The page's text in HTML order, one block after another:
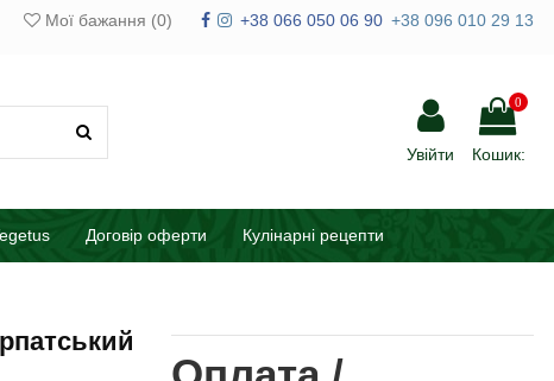
Мої бажання (0) +38 066 050 06 90 +38 096 010 29 13
Увійти
0
Кошик:
Договір оферти Кулінарні рецепти